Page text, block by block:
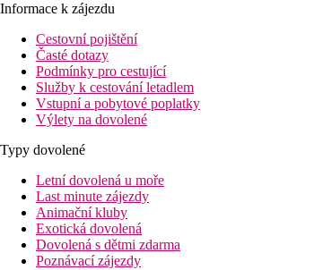
Informace k zájezdu
Cestovní pojištění
Časté dotazy
Podmínky pro cestující
Služby k cestování letadlem
Vstupní a pobytové poplatky
Výlety na dovolené
Typy dovolené
Letní dovolená u moře
Last minute zájezdy
Animační kluby
Exotická dovolená
Dovolená s dětmi zdarma
Poznávací zájezdy